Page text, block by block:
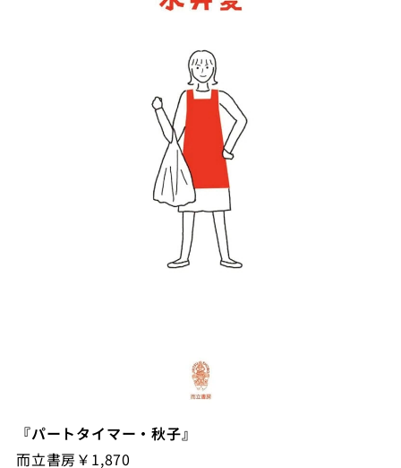
『パートタイマー・秋子』
而立書房￥1,870